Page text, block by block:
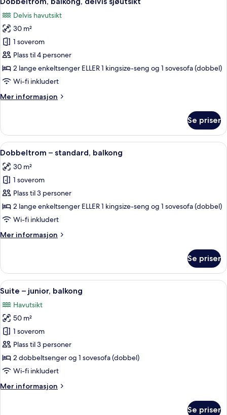
alle
bildene
av
Dobbeltrom,
balkong,
delvis
sjøutsikt
Delvis havutsikt
30 m²
1 soverom
Plass til 4 personer
2 lange enkeltsenger ELLER 1 kingsize-seng og 1 sovesofa (dobbel)
Wi-fi inkludert
Mer informasjon
Mer
balkong,
delvis
sjøutsikt
Se priser
Åpne
alle
bildene
av
Dobbeltrom
–
standard,
5
Dobbeltrom – standard, balkong
30 m²
1 soverom
Plass til 3 personer
2 lange enkeltsenger ELLER 1 kingsize-seng og 1 sovesofa (dobbel)
Wi-fi inkludert
Mer informasjon
Mer
–
standard,
balkong
Se priser
Åpne
alle
bildene
av
Suite
–
junior,
balkong
Safe på rommet, barnesenger, wi-fi
5
Suite – junior, balkong
Havutsikt
50 m²
1 soverom
Plass til 3 personer
2 dobbeltsenger og 1 sovesofa (dobbel)
Wi-fi inkludert
Mer informasjon
Mer
Se priser